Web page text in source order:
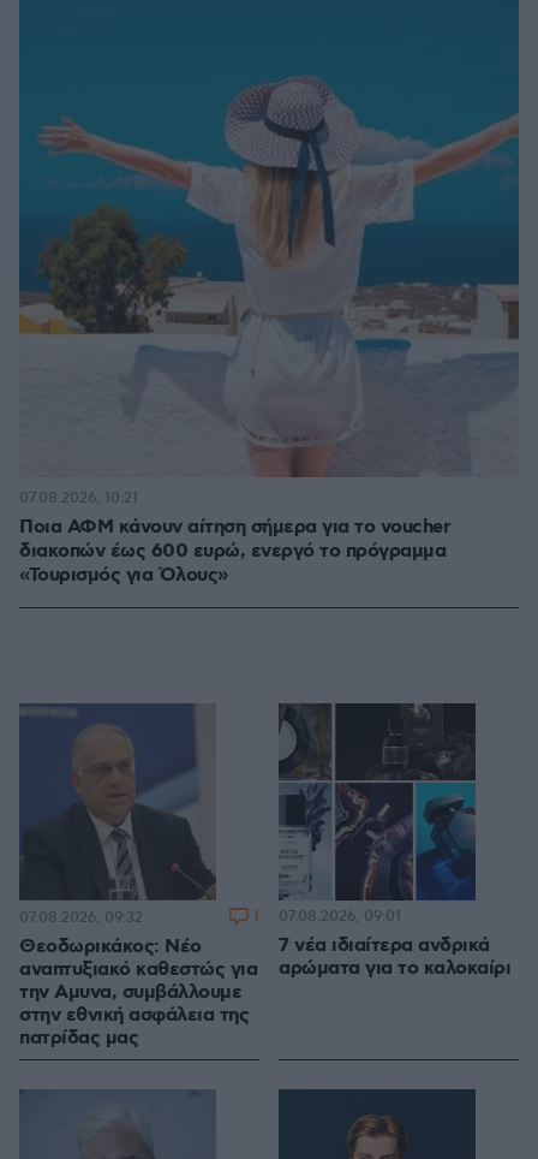
Ποια ΑΦΜ κάνουν αίτηση σήμερα για το voucher
διακοπών έως 600 ευρώ, ενεργό το πρόγραμμα
«Τουρισμός για Όλους»
07.08.2026, 10:21
Θεοδωρικάκος: Νέο
αναπτυξιακό καθεστώς για
την Αμυνα, συμβάλλουμε
στην εθνική ασφάλεια της
πατρίδας μας
07.08.2026, 09:32 1
7 νέα ιδιαίτερα ανδρικά
αρώματα για το καλοκαίρι
07.08.2026, 09:01